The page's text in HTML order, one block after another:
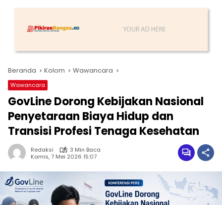
Beranda Kolom Wawancara
Wawancara
GovLine Dorong Kebijakan Nasional
Penyetaraan Biaya Hidup dan
Transisi Profesi Tenaga Kesehatan
Redaksi
3 Min Baca
Kamis, 7 Mei 2026 15:07